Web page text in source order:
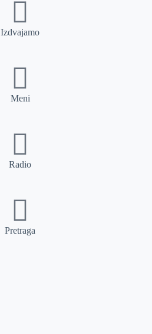
Izdvajamo
Meni
Radio
Pretraga